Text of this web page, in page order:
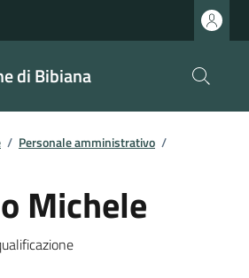
di Bibiana
/ Personale amministrativo /
Michele